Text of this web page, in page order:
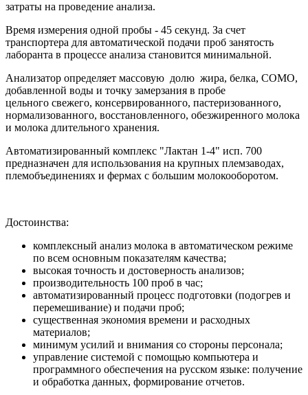
затраты на проведение анализа.
Время измерения одной пробы - 45 секунд. За счет
транспортера для автоматической подачи проб занятость
лаборанта в процессе анализа становится минимальной.
Анализатор определяет массовую долю жира, белка, СОМО,
добавленной воды и точку замерзания в пробе
цельного свежего, консервированного, пастеризованного,
нормализованного, восстановленного, обезжиренного молока
и молока длительного хранения.
Автоматизированный комплекс "Лактан 1-4" исп. 700
предназначен для использования на крупных племзаводах,
племобъединениях и фермах с большим молокооборотом.
Достоинства:
комплексный анализ молока в автоматическом режиме
по всем основным показателям качества;
высокая точность и достоверность анализов;
производительность 100 проб в час;
автоматизированный процесс подготовки (подогрев и
перемешивание) и подачи проб;
существенная экономия времени и расходных
материалов;
минимум усилий и внимания со стороны персонала;
управление системой с помощью компьютера и
программного обеспечения на русском языке: получение
и обработка данных, формирование отчетов.